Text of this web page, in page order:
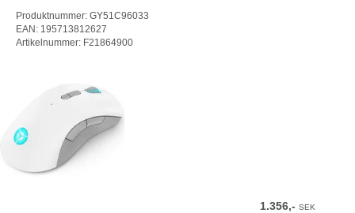
Produktnummer: GY51C96033
EAN: 195713812627
Artikelnummer: F21864900
1.356,-SEK